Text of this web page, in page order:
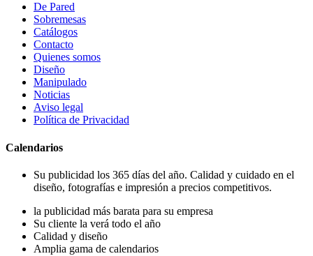
De Pared
Sobremesas
Catálogos
Contacto
Quienes somos
Diseño
Manipulado
Noticias
Aviso legal
Política de Privacidad
Calendarios
Su publicidad los 365 días del año. Calidad y cuidado en el
diseño, fotografías e impresión a precios competitivos.
la publicidad más barata para su empresa
Su cliente la verá todo el año
Calidad y diseño
Amplia gama de calendarios